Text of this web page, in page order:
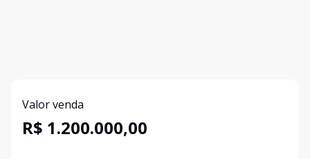
Valor venda
R$ 1.200.000,00